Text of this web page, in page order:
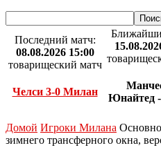
Последний матч:
08.08.2026 15:00
товарищеский матч
Челси 3-0 Милан
Юнайтед
Домой Игроки Милана
зимнего трансферного окна,